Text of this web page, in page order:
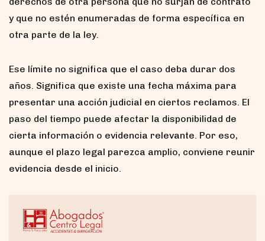
y que no estén enumeradas de forma específica en
otra parte de la ley.
Ese límite no significa que el caso deba durar dos
años. Significa que existe una fecha máxima para
presentar una acción judicial en ciertos reclamos. El
paso del tiempo puede afectar la disponibilidad de
cierta información o evidencia relevante. Por eso,
aunque el plazo legal parezca amplio, conviene reunir
evidencia desde el inicio.